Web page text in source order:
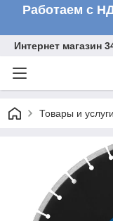
Работаем с
Интернет магазин
Товары и услуги